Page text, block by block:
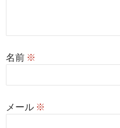
名前 ※
メール ※